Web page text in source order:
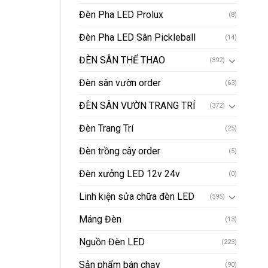
Đèn Pha LED Prolux (8)
Đèn Pha LED Sân Pickleball (14)
ĐÈN SÂN THỂ THAO (392)
Đèn sân vườn order (63)
ĐÈN SÂN VƯỜN TRANG TRÍ (372)
Đèn Trang Trí (25)
Đèn trồng cây order (5)
Đèn xưởng LED 12v 24v (0)
Linh kiện sửa chữa đèn LED (595)
Máng Đèn (13)
Nguồn Đèn LED (223)
Sản phẩm bán chạy (90)